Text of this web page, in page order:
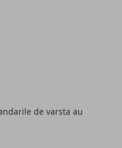
de varsta au